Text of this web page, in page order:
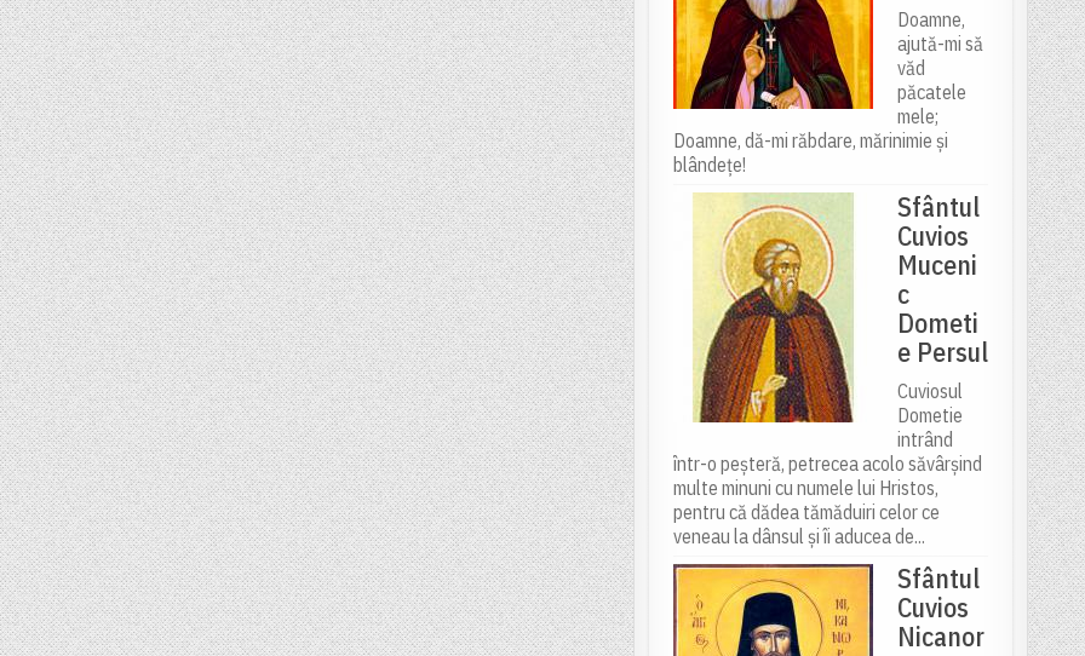
Doamne,
ajută-mi să
văd
păcatele
mele;
Doamne, dă-mi răbdare, mărinimie şi
blândeţe!
Sfântul
Cuvios
Muceni
c
Dometi
e Persul
Cuviosul
Dometie
intrând
într-o peșteră, petrecea acolo săvârșind
multe minuni cu numele lui Hristos,
pentru că dădea tămăduiri celor ce
veneau la dânsul și îi aducea de...
Sfântul
Cuvios
Nicanor